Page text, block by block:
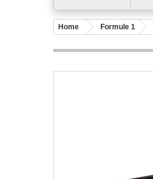
Home Formule 1